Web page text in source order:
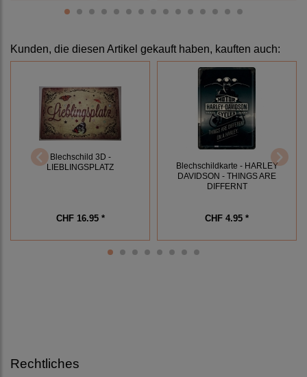
Kunden, die diesen Artikel gekauft haben, kauften auch:
Blechschild 3D -
LIEBLINGSPLATZ
CHF 16.95 *
Blechschildkarte - HARLEY
DAVIDSON - THINGS ARE
DIFFERNT
CHF 4.95 *
Rechtliches